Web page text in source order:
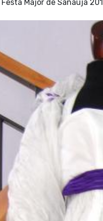
Festa Major de Sanaüja